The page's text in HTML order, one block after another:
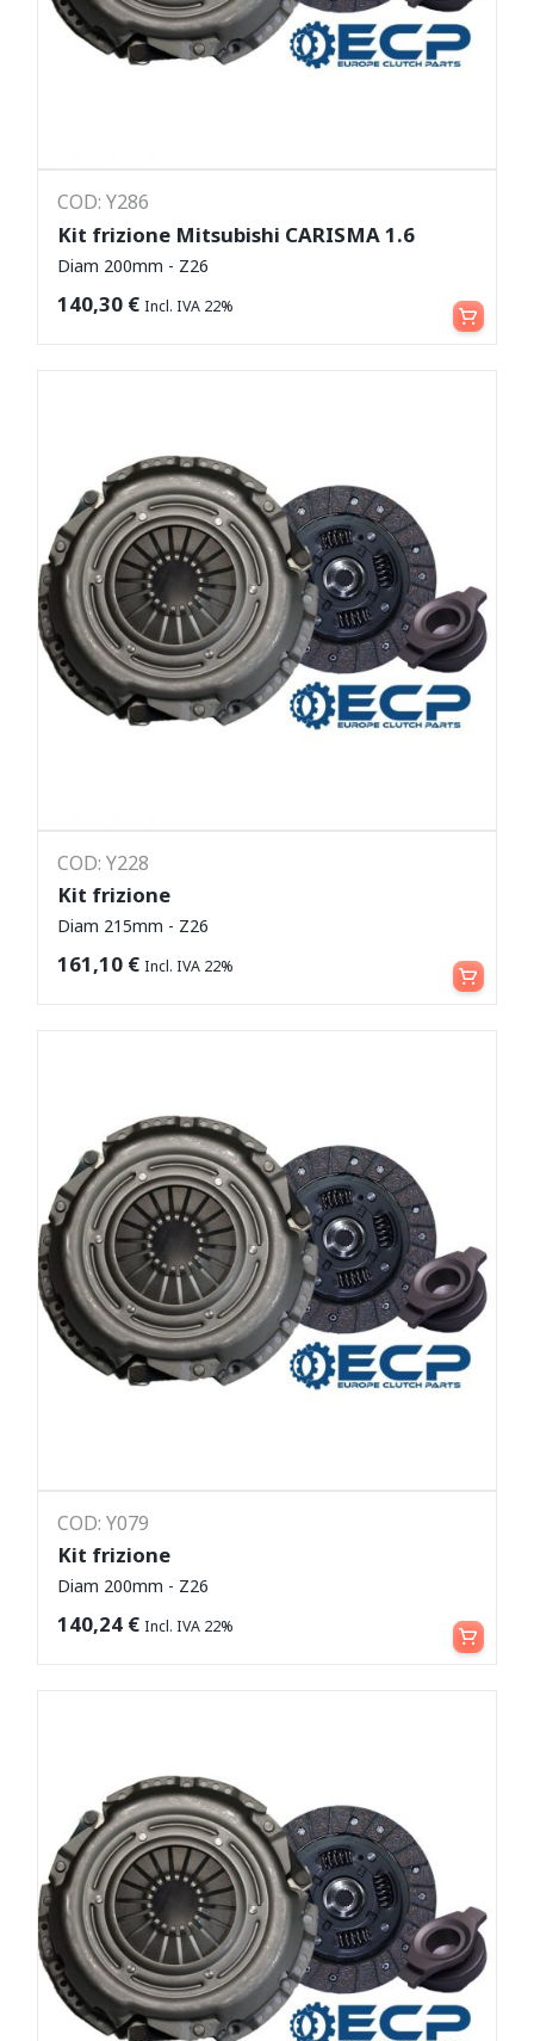
COD: Y286
Kit frizione Mitsubishi CARISMA 1.6
Diam 200mm - Z26
140,30 € Incl. IVA 22% Aggiungi al carrello
COD: Y228
Kit frizione
Diam 215mm - Z26
161,10 € Incl. IVA 22% Leggi tutto
COD: Y079
Kit frizione
Diam 200mm - Z26
140,24 € Incl. IVA 22% Leggi tutto